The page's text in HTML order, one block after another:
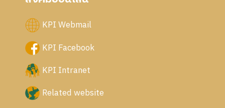
KPI Webmail
KPI Facebook
KPI Intranet
Related website